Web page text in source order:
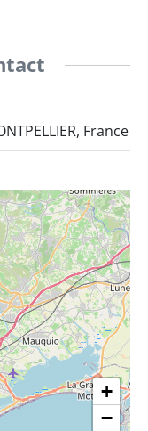
France
+
−